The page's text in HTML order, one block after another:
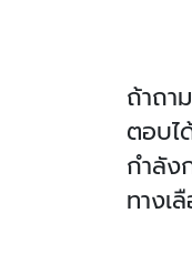
ถ้าถา
ตอบไ
กำลัง
ทางเ